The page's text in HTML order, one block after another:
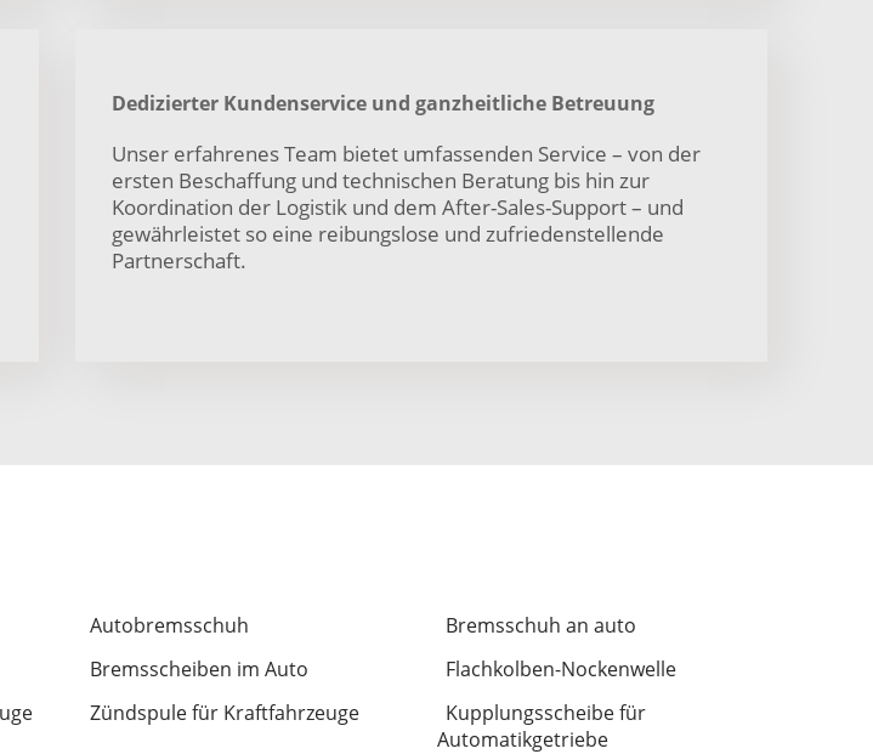
Dedizierter Kundenservice und ganzheitliche Betreuung
Unser erfahrenes Team bietet umfassenden Service – von der
ersten Beschaffung und technischen Beratung bis hin zur
Koordination der Logistik und dem After-Sales-Support – und
gewährleistet so eine reibungslose und zufriedenstellende
Partnerschaft.
Autobremsschuh
Bremsschuh an auto
Bremsscheiben im Auto
Flachkolben-Nockenwelle
Zündspule für Kraftfahrzeuge
Kupplungsscheibe für
Automatikgetriebe